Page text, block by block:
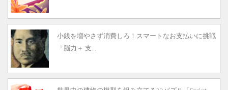
小銭を増やさず消費しろ！スマートなお支払いに挑戦
「脳力＋ 支...